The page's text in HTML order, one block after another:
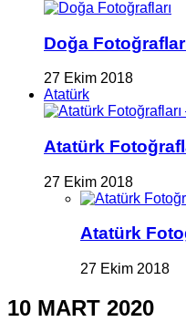
Doğa
27 Ekim 2018
Atatürk
Atatürk
27 Ekim 2018
Atatürk
27 Ekim 2018
10 MART 2020